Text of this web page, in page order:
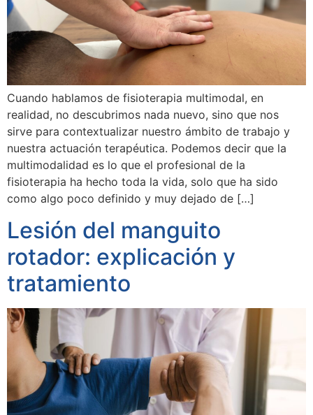
Cuando hablamos de fisioterapia multimodal, en
realidad, no descubrimos nada nuevo, sino que nos
sirve para contextualizar nuestro ámbito de trabajo y
nuestra actuación terapéutica. Podemos decir que la
multimodalidad es lo que el profesional de la
fisioterapia ha hecho toda la vida, solo que ha sido
como algo poco definido y muy dejado de […]
Lesión del manguito
rotador: explicación y
tratamiento